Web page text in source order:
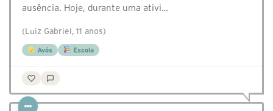
ausência. Hoje, durante uma ativi…
(Luiz Gabriel, 11 anos)
Avós Escola